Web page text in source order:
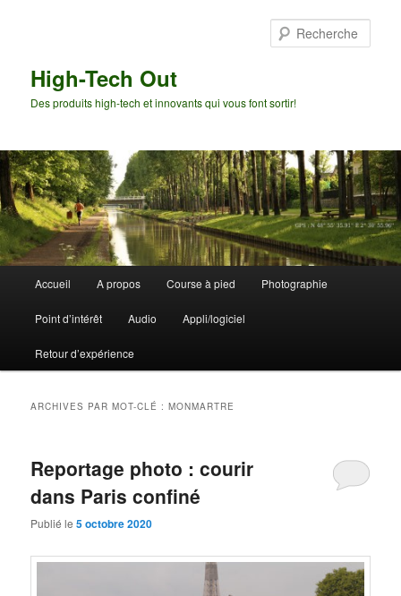
High-Tech Out
Des produits high-tech et innovants qui vous font sortir!
principal
Accueil A propos Course à pied Photographie
Point d’intérêt Audio Appli/logiciel
Retour d’expérience
ARCHIVES PAR MOT-CLÉ :MONMARTRE
Reportage photo : courir
dans Paris confiné
Publié le5 octobre 2020